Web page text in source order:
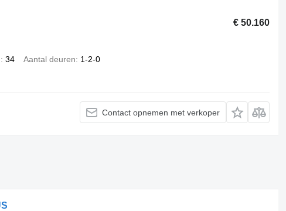
€ 50.160
34 Aantal deuren 1-2-0
Contact opnemen met verkoper